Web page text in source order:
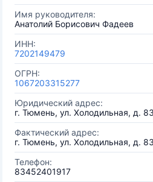
Имя руководителя:
Анатолий Борисович Фадеев
ИНН:
7202149479
ОГРН:
1067203315277
Юридический адрес:
г. Тюмень, ул. Холодильная, д. 83
Фактический адрес:
г. Тюмень, ул. Холодильная, д. 83
Телефон:
83452401917